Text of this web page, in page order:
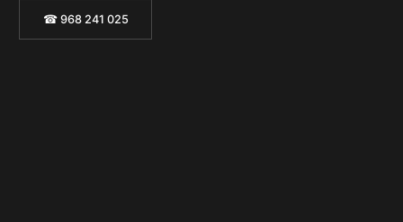
☎ 968 241 025